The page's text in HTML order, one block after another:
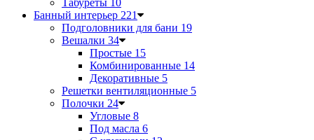
Табуреты 10
Банный интерьер 221
Подголовники для бани 19
Вешалки 34
Простые 15
Комбинированные 14
Декоративные 5
Решетки вентиляционные 5
Полочки 24
Угловые 8
Под масла 6